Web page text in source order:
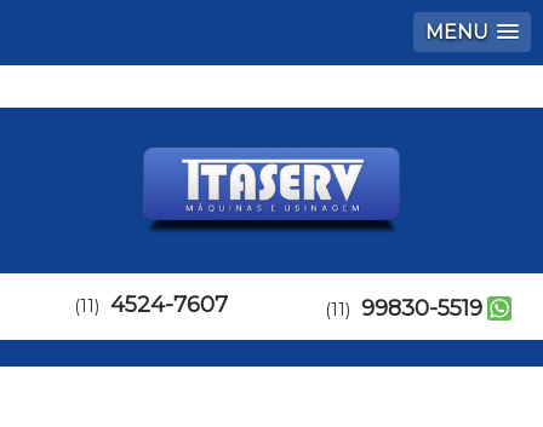
MENU
(11) 4524-7607 (11) 99830-5519